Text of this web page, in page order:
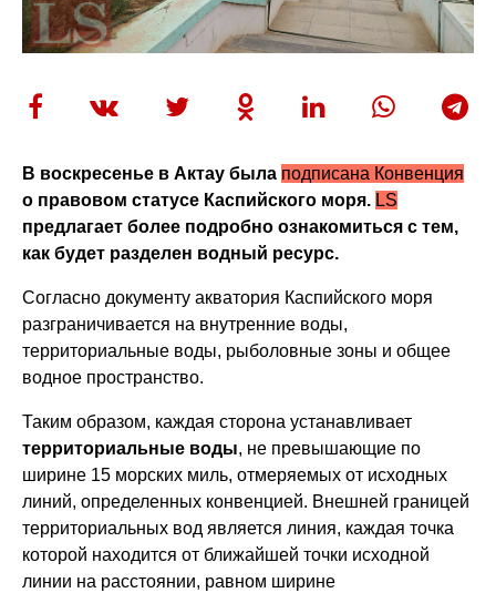
В воскресенье в Актау была подписана Конвенция
о правовом статусе Каспийского моря. LS
предлагает более подробно ознакомиться с тем,
как будет разделен водный ресурс.
Согласно документу акватория Каспийского моря
разграничивается на внутренние воды,
территориальные воды, рыболовные зоны и общее
водное пространство.
Таким образом, каждая сторона устанавливает
территориальные воды, не превышающие по
ширине 15 морских миль, отмеряемых от исходных
линий, определенных конвенцией. Внешней границей
территориальных вод является линия, каждая точка
которой находится от ближайшей точки исходной
линии на расстоянии, равном ширине